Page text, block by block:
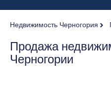
Недвижимость Черногория
Продажа
Черногории